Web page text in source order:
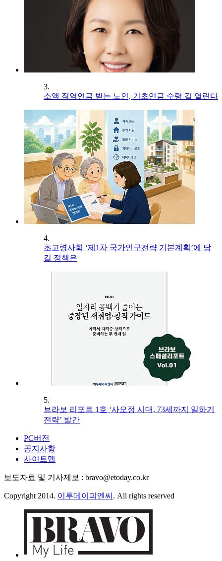
3.
소액 직역연금 받는 노인, 기초연금 수령 길 열린다
4.
초고령사회 ‘제1차 국가인구전략 기본계획’에 담
길 정책은
5.
브라보 리포트 1호 ‘사오정 시대, 73세까지 일하기
전략’ 발간
PC버전
공지사항
사이트맵
보도자료 및 기사제보 : bravo@etoday.co.kr
Copyright 2014. 이투데이피엔씨 . All rights reserved